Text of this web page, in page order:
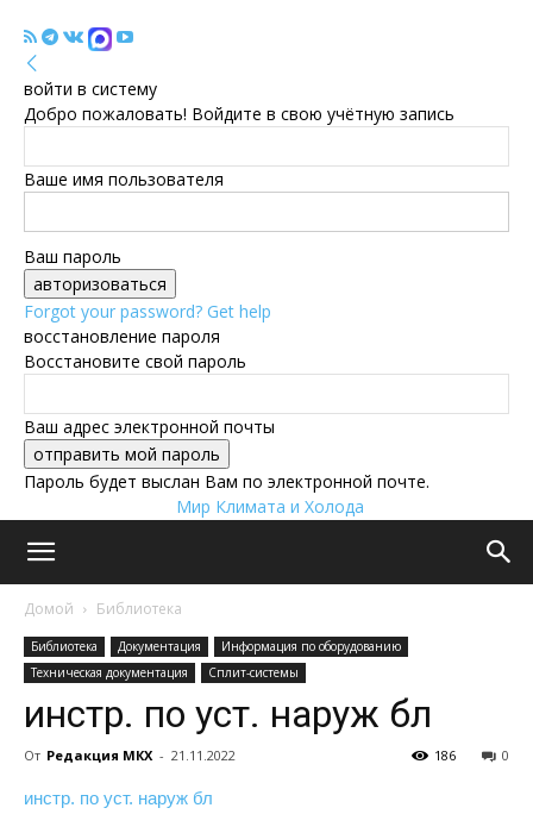
войти в систему
Добро пожаловать! Войдите в свою учётную запись
Ваше имя пользователя
Ваш пароль
Forgot your password? Get help
восстановление пароля
Восстановите свой пароль
Ваш адрес электронной почты
Пароль будет выслан Вам по электронной почте.
Мир Климата и Холода
Домой Библиотека
Библиотека Документация
Информация по оборудованию
Техническая документация
Сплит-системы
инстр. по уст. наруж бл
От Редакция МКХ - 21.11.2022 0
186
инстр. по уст. наруж бл